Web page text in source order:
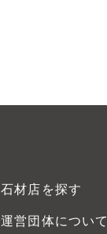
石材店を探す
運営団体について